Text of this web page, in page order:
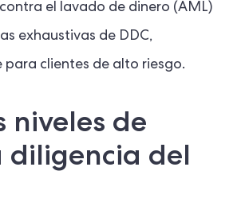
el lavado de dinero (AML)
exhaustivas de DDC,
para clientes de alto riesgo.
niveles de
diligencia del